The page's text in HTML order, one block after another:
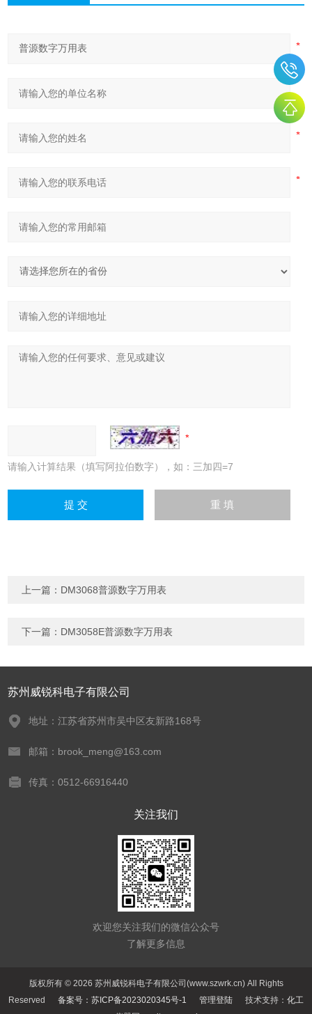
请输入计算结果（填写阿拉伯数字），如：三加四=7
上一篇： DM3068普源数字万用表
下一篇： DM3058E普源数字万用表
苏州威锐科电子有限公司
地址：江苏省苏州市吴中区友新路168号
邮箱：brook_meng@163.com
传真：0512-66916440
关注我们
欢迎您关注我们的微信公众号
了解更多信息
版权所有 © 2026 苏州威锐科电子有限公司(www.szwrk.cn) All Rights
Reserved 备案号：苏ICP备2023020345号-1 管理登陆 技术支持： 化工